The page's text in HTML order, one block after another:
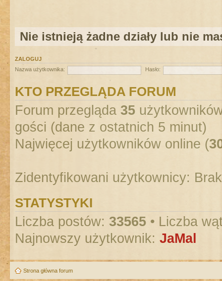
Nie istnieją żadne działy lub nie
ZALOGUJ
Nazwa użytkownika:
Hasło:
KTO PRZEGLĄDA FORUM
Forum przegląda 35
gości (dane z ostatnich 5 minut)
Najwięcej użytkowników online (
Zidentyfikowani użytkownicy:
STATYSTYKI
Liczba postów: 33565 • Liczba
Najnowszy użytkownik: JaMal
Strona główna forum